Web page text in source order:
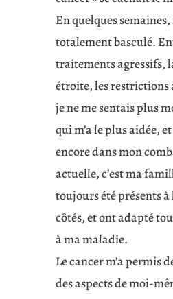
En quelques semaines,
totalement basculé.
traitements agressifs,
étroite, les
je ne me sentais plus
qui m’a le plus aidée,
encore dans mon
actuelle, c’est ma
toujours été présents à
côtés, et ont adapté
à ma maladie.
Le cancer m’a permis
des aspects de moi-